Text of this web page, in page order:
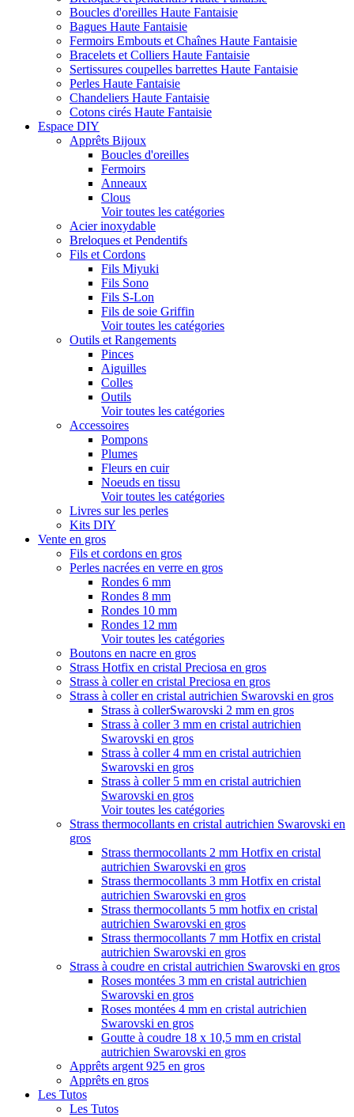
Boucles d'oreilles Haute Fantaisie
Bagues Haute Fantaisie
Fermoirs Embouts et Chaînes Haute Fantaisie
Bracelets et Colliers Haute Fantaisie
Sertissures coupelles barrettes Haute Fantaisie
Perles Haute Fantaisie
Chandeliers Haute Fantaisie
Cotons cirés Haute Fantaisie
Espace DIY
Apprêts Bijoux
Boucles d'oreilles
Fermoirs
Anneaux
Clous
Voir toutes les catégories
Acier inoxydable
Breloques et Pendentifs
Fils et Cordons
Fils Miyuki
Fils Sono
Fils S-Lon
Fils de soie Griffin
Voir toutes les catégories
Outils et Rangements
Pinces
Aiguilles
Colles
Outils
Voir toutes les catégories
Accessoires
Pompons
Plumes
Fleurs en cuir
Noeuds en tissu
Voir toutes les catégories
Livres sur les perles
Kits DIY
Vente en gros
Fils et cordons en gros
Perles nacrées en verre en gros
Rondes 6 mm
Rondes 8 mm
Rondes 10 mm
Rondes 12 mm
Voir toutes les catégories
Boutons en nacre en gros
Strass Hotfix en cristal Preciosa en gros
Strass à coller en cristal Preciosa en gros
Strass à coller en cristal autrichien Swarovski en gros
Strass à collerSwarovski 2 mm en gros
Strass à coller 3 mm en cristal autrichien
Swarovski en gros
Strass à coller 4 mm en cristal autrichien
Swarovski en gros
Strass à coller 5 mm en cristal autrichien
Swarovski en gros
Voir toutes les catégories
Strass thermocollants en cristal autrichien Swarovski en
gros
Strass thermocollants 2 mm Hotfix en cristal
autrichien Swarovski en gros
Strass thermocollants 3 mm Hotfix en cristal
autrichien Swarovski en gros
Strass thermocollants 5 mm hotfix en cristal
autrichien Swarovski en gros
Strass thermocollants 7 mm Hotfix en cristal
autrichien Swarovski en gros
Strass à coudre en cristal autrichien Swarovski en gros
Roses montées 3 mm en cristal autrichien
Swarovski en gros
Roses montées 4 mm en cristal autrichien
Swarovski en gros
Goutte à coudre 18 x 10,5 mm en cristal
autrichien Swarovski en gros
Apprêts argent 925 en gros
Apprêts en gros
Les Tutos
Les Tutos